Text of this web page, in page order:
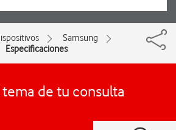
Samsung
Especificaciones
tema de tu consulta